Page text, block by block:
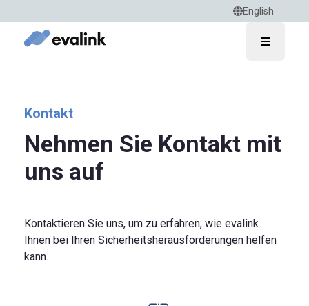
English
Open
Kontakt
Nehmen Sie Kontakt mit
uns auf
Kontaktieren Sie uns, um zu erfahren, wie evalink
Ihnen bei Ihren Sicherheitsherausforderungen helfen
kann.